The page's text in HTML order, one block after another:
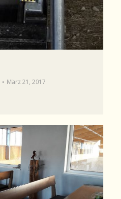
März 21, 2017